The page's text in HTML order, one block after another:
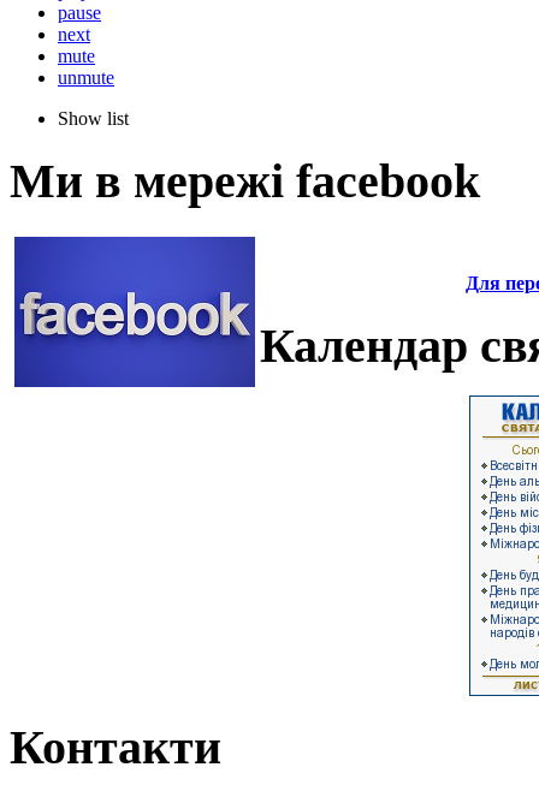
pause
next
mute
unmute
Show list
Ми в мережі facebook
Для
Календар
Контакти